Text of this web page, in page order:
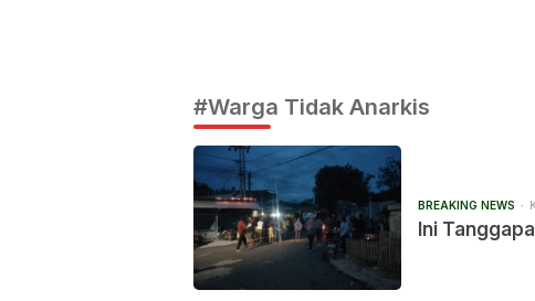
#Warga Tidak Anarkis
BREAKING NEWS
Ini